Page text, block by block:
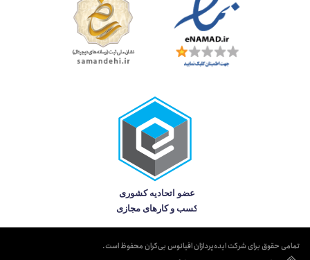
تمامی حقوق برای شرکت ایده‌پردازان اقیانوس بی‌کران محفوظ است.